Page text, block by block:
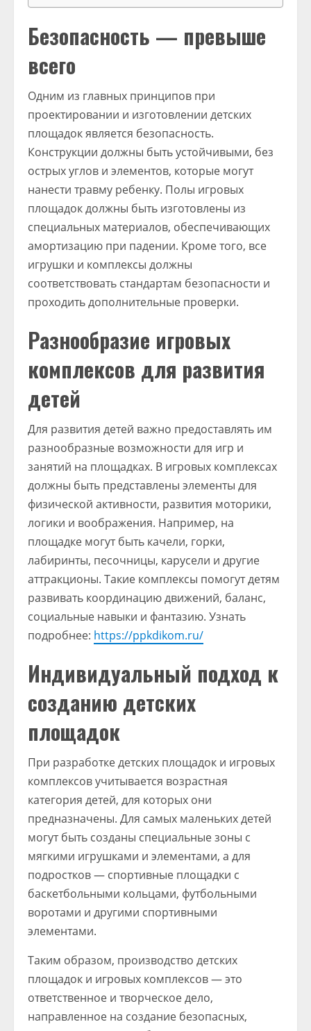
Безопасность — превыше
всего
Одним из главных принципов при
проектировании и изготовлении детских
площадок является безопасность.
Конструкции должны быть устойчивыми, без
острых углов и элементов, которые могут
нанести травму ребенку. Полы игровых
площадок должны быть изготовлены из
специальных материалов, обеспечивающих
амортизацию при падении. Кроме того, все
игрушки и комплексы должны
соответствовать стандартам безопасности и
проходить дополнительные проверки.
Разнообразие игровых
комплексов для развития
детей
Для развития детей важно предоставлять им
разнообразные возможности для игр и
занятий на площадках. В игровых комплексах
должны быть представлены элементы для
физической активности, развития моторики,
логики и воображения. Например, на
площадке могут быть качели, горки,
лабиринты, песочницы, карусели и другие
аттракционы. Такие комплексы помогут детям
развивать координацию движений, баланс,
социальные навыки и фантазию. Узнать
подробнее: https://ppkdikom.ru/
Индивидуальный подход к
созданию детских
площадок
При разработке детских площадок и игровых
комплексов учитывается возрастная
категория детей, для которых они
предназначены. Для самых маленьких детей
могут быть созданы специальные зоны с
мягкими игрушками и элементами, а для
подростков — спортивные площадки с
баскетбольными кольцами, футбольными
воротами и другими спортивными
элементами.
Таким образом, производство детских
площадок и игровых комплексов — это
ответственное и творческое дело,
направленное на создание безопасных,